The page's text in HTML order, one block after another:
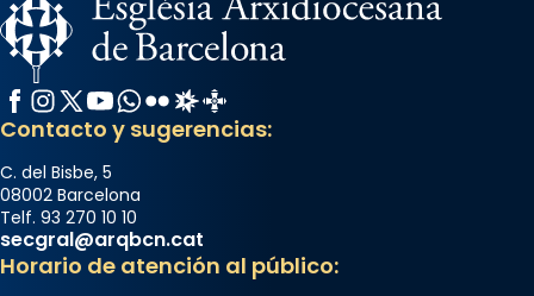
Facebook
Instagram
X / Twitter
YouTube
WhatsApp
FlickrRadio Estel
Catalunya Cristiana
Contacto y sugerencias:
C. del Bisbe, 5
08002 Barcelona
Telf. 93 270 10 10
secgral@arqbcn.cat
Horario de atención al público: